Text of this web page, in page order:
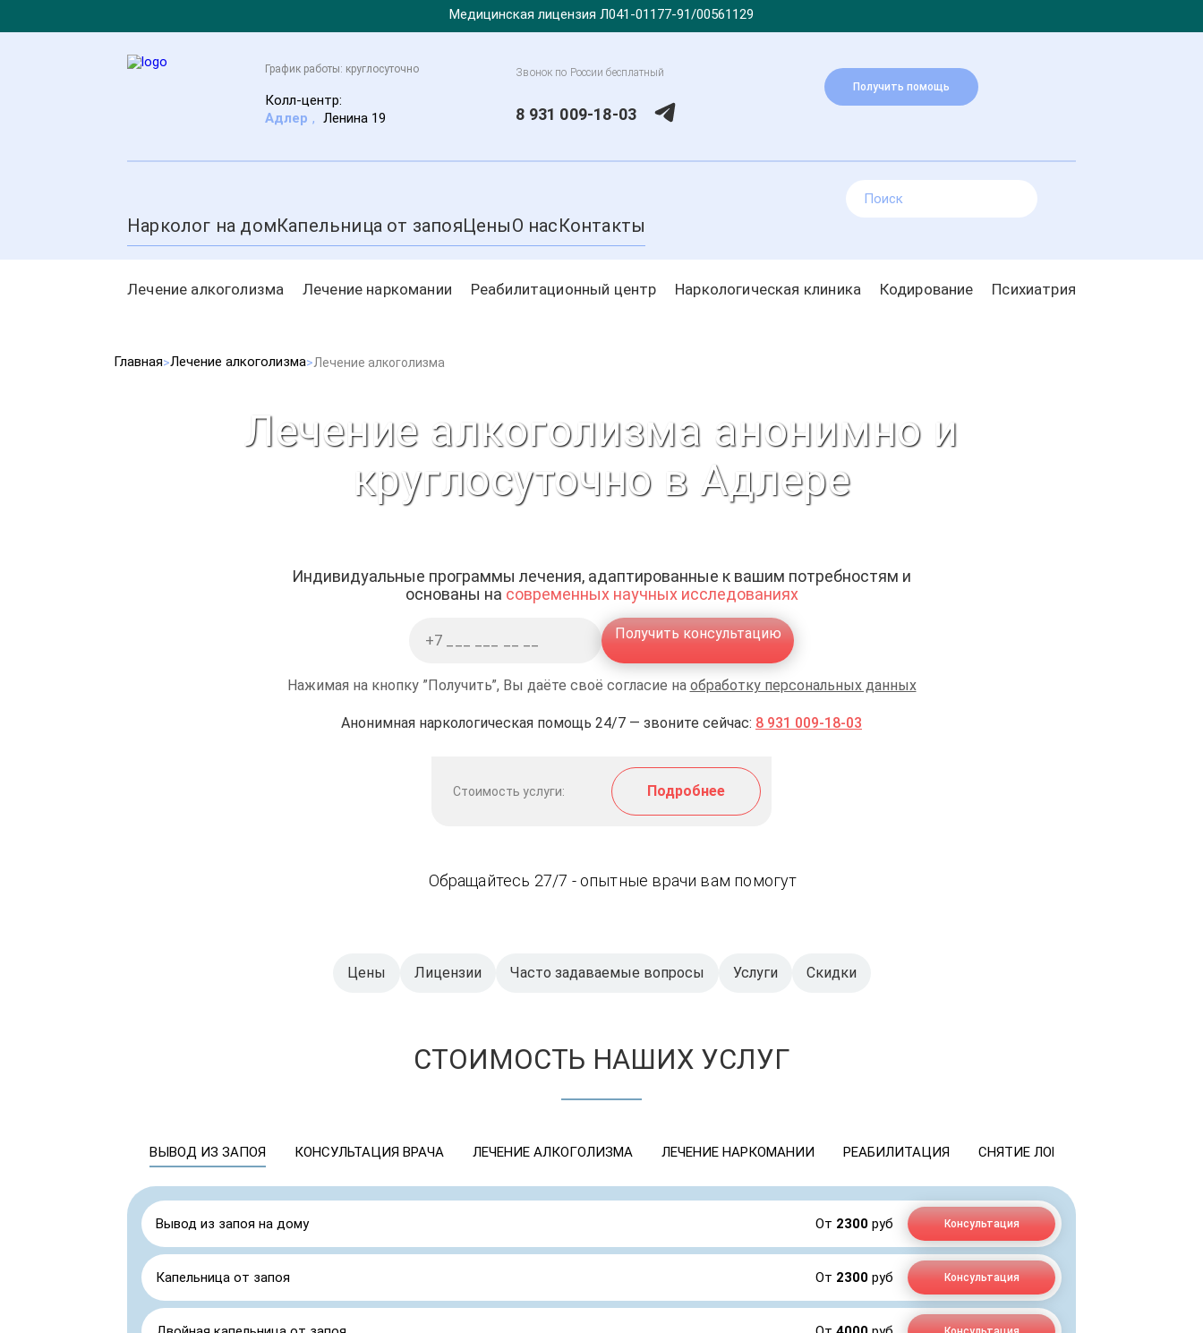
Медицинская лицензия Л041-01177-91/00561129
График работы: круглосуточно
Колл-центр:
Адлер , Ленина 19
Получить помощь
Звонок по России бесплатный
8 931 009-18-03
Нарколог на домКапельница от запояЦеныО насКонтакты
Лечение алкоголизма Лечение наркомании Реабилитационный центр Наркологическая клиника Кодирование Психиатрия
Главная Лечение алкоголизма Лечение алкоголизма
Лечение алкоголизма анонимно и
круглосуточно в Адлере
Индивидуальные программы лечения, адаптированные к вашим потребностям и
основаны на современных научных исследованиях
Получить консультацию
Нажимая на кнопку ”Получить”, Вы даёте своё согласие на обработку персональных данных
Анонимная наркологическая помощь 24/7 — звоните сейчас: 8 931 009-18-03
Стоимость услуги: Подробнее
Обращайтесь 27/7 - опытные врачи вам помогут
Цены Лицензии Часто задаваемые вопросы Услуги Скидки
СТОИМОСТЬ НАШИХ УСЛУГ
ВЫВОД ИЗ ЗАПОЯ КОНСУЛЬТАЦИЯ ВРАЧА ЛЕЧЕНИЕ АЛКОГОЛИЗМА ЛЕЧЕНИЕ НАРКОМАНИИ РЕАБИЛИТАЦИЯ СНЯТИЕ ЛОМКИ
Вывод из запоя на дому От 2300 руб Консультация
Капельница от запоя От 2300 руб Консультация